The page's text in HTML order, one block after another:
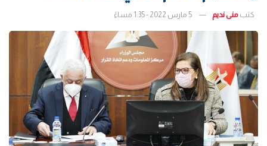
كتب منى نديم 5 مارس 2022 - 1:35 مساءً